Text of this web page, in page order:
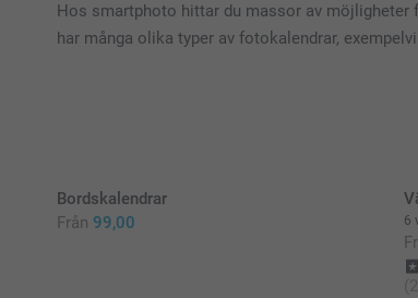
Hos smartphoto hittar du massor av möjligheter
har många olika typer av fotokalendrar,
Bordskalendrar
Från 99,00 6